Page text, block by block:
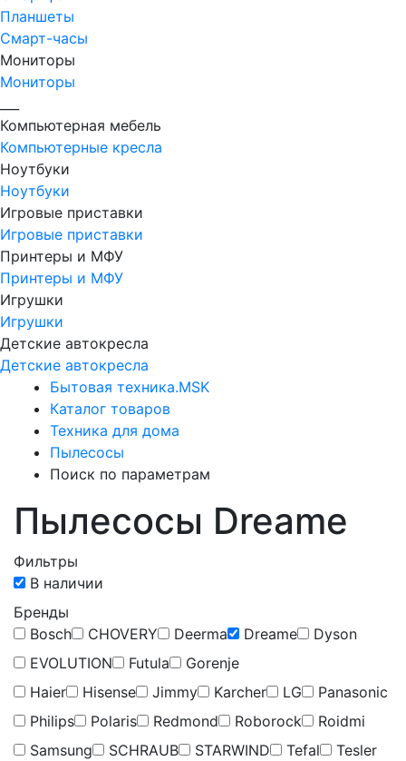
Планшеты
Смарт-часы
Мониторы
Мониторы
Компьютерная мебель
Компьютерные кресла
Ноутбуки
Ноутбуки
Игровые приставки
Игровые приставки
Принтеры и МФУ
Принтеры и МФУ
Игрушки
Игрушки
Детские автокресла
Детские автокресла
Бытовая техника.MSK
Каталог товаров
Техника для дома
Пылесосы
Поиск по параметрам
Пылесосы Dreame
Фильтры
В наличии
Бренды
Bosch
CHOVERY Deerma Dreame
Dyson
EVOLUTION
Futula
Gorenje
Haier
Hisense Jimmy Karcher LG
Panasonic
Philips
Polaris Redmond Roborock
Roidmi
Samsung
SCHRAUB STARWIND Tefal
Tesler